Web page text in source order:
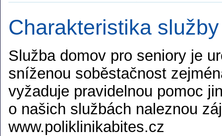
Charakteristika služby
Služba domov pro seniory je
sníženou soběstačnost
vyžaduje pravidelnou pomoc
o našich službách naleznou
www.poliklinikabites.cz